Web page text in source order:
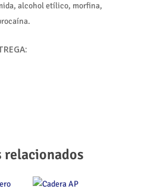
alcohol etílico, morfina,
relacionados